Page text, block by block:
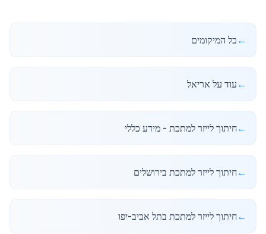
← כל המיקומים
← עוד על אריאל
←חיתוך לייזר למתכת - מידע כללי
←חיתוך לייזר למתכת בירושלים
←חיתוך לייזר למתכת בתל אביב-יפו